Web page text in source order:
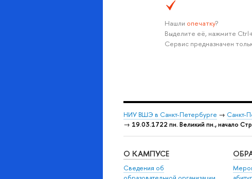
Нашли опечатку?
Выделите её, нажмите
Сервис предназначен
НИУ ВШЭ в Санкт-Петербурге → Санкт-
→ 19.03.1722 пн. Великий пн., начало
О КАМПУСЕ
Сведения об